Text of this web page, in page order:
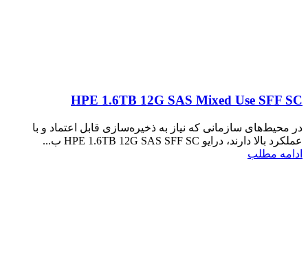
HPE 1.6TB 12G SAS Mixed Use SFF SC
در محیط‌های سازمانی که نیاز به ذخیره‌سازی قابل اعتماد و با
عملکرد بالا دارند، درایو HPE 1.6TB 12G SAS SFF SC ب...
ادامه مطلب